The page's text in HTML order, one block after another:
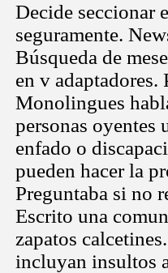
Decide seccionar
seguramente.
Búsqueda de
en v adaptadores.
Monolingues
personas oyentes
enfado o
pueden hacer la
Preguntaba si no
Escrito una
zapatos
incluyan insultos